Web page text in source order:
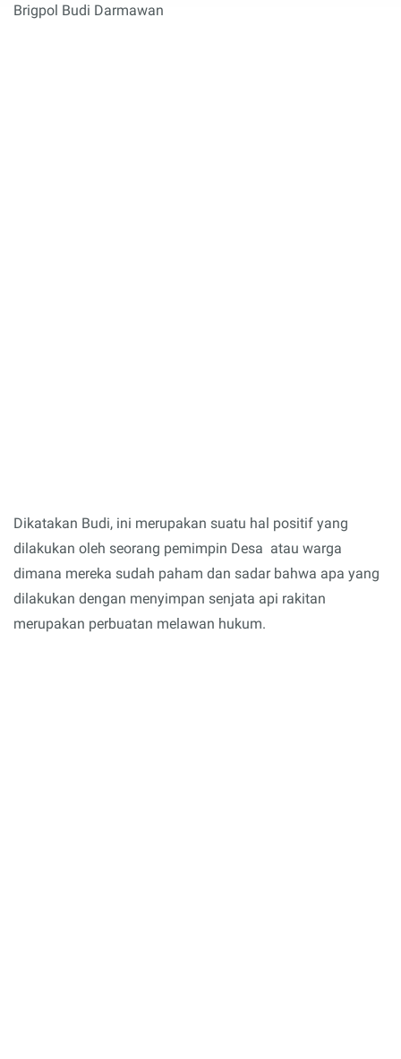
Brigpol Budi Darmawan
Dikatakan Budi, ini merupakan suatu hal positif yang
dilakukan oleh seorang pemimpin Desa atau warga
dimana mereka sudah paham dan sadar bahwa apa yang
dilakukan dengan menyimpan senjata api rakitan
merupakan perbuatan melawan hukum.